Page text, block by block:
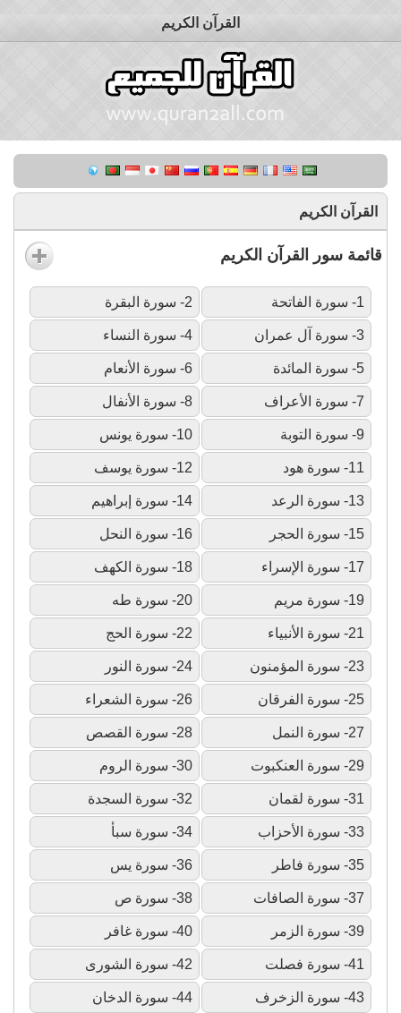
القرآن الكريم
القرآن الكريم
قائمة سور القرآن الكريم
1- سورة الفاتحة 2- سورة البقرة
3- سورة آل عمران 4- سورة النساء
5- سورة المائدة 6- سورة الأنعام
7- سورة الأعراف 8- سورة الأنفال
9- سورة التوبة 10- سورة يونس
11- سورة هود 12- سورة يوسف
13- سورة الرعد 14- سورة إبراهيم
15- سورة الحجر 16- سورة النحل
17- سورة الإسراء 18- سورة الكهف
19- سورة مريم 20- سورة طه
21- سورة الأنبياء 22- سورة الحج
23- سورة المؤمنون 24- سورة النور
25- سورة الفرقان 26- سورة الشعراء
27- سورة النمل 28- سورة القصص
29- سورة العنكبوت 30- سورة الروم
31- سورة لقمان 32- سورة السجدة
33- سورة الأحزاب 34- سورة سبأ
35- سورة فاطر 36- سورة يس
37- سورة الصافات 38- سورة ص
39- سورة الزمر 40- سورة غافر
41- سورة فصلت 42- سورة الشورى
43- سورة الزخرف 44- سورة الدخان